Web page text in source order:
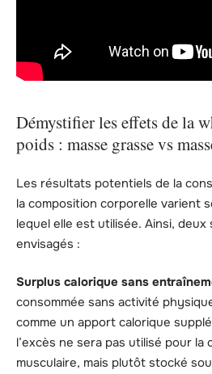
Démystifier les effets de la
poids : masse grasse vs
Les résultats potentiels de la
la composition corporelle varient
lequel elle est utilisée. Ainsi,
envisagés :
Surplus calorique sans
consommée sans activité
comme un apport calorique
l’excès ne sera pas utilisé pour la
musculaire, mais plutôt stocké